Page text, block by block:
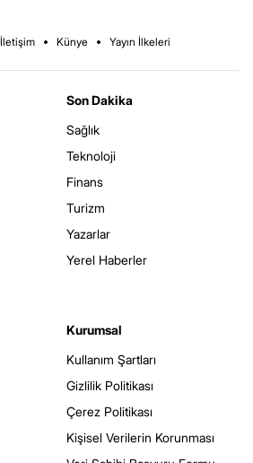
İletişim Künye Yayın İlkeleri
Son Dakika
Sağlık
Teknoloji
Finans
Turizm
Yazarlar
Yerel Haberler
Kurumsal
Kullanım Şartları
Gizlilik Politikası
Çerez Politikası
Kişisel Verilerin Korunması